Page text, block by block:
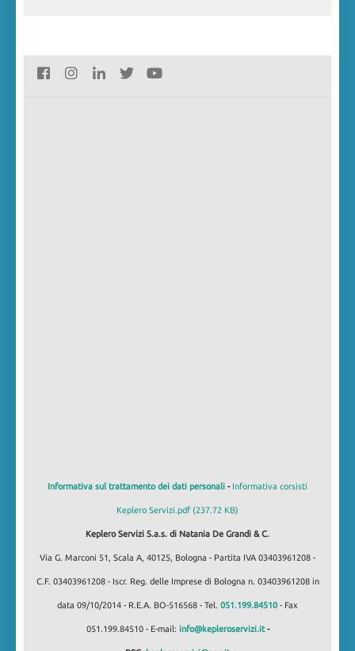
Informativa sul trattamento dei dati personali - Informativa corsisti
Keplero Servizi.pdf (237.72 KB)
Keplero Servizi S.a.s. di Natania De Grandi & C.
Via G. Marconi 51, Scala A, 40125, Bologna - Partita IVA 03403961208 -
C.F. 03403961208 - Iscr. Reg. delle Imprese di Bologna n. 03403961208 in
data 09/10/2014 - R.E.A. BO-516568 - Tel. 051.199.84510 - Fax
051.199.84510 - E-mail: info@kepleroservizi.it-